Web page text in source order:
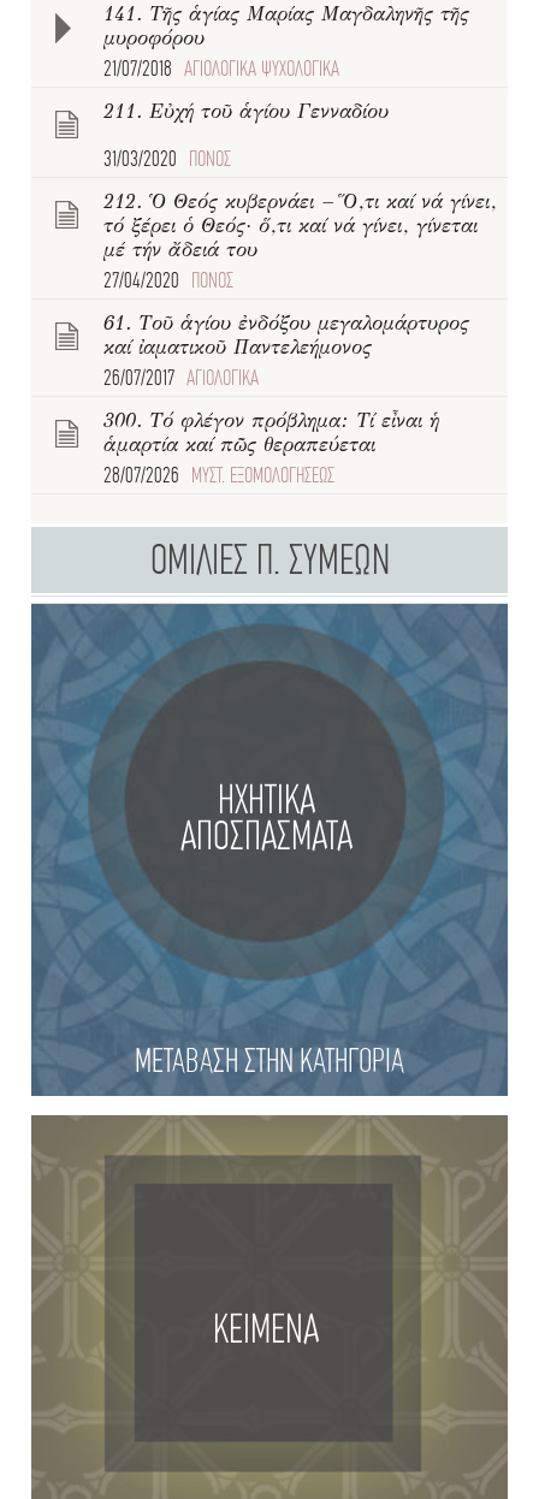
141. Τῆς ἁγίας Μαρίας Μαγδαληνῆς τῆς
μυροφόρου
21/07/2018 ΑΓΙΟΛΟΓΙΚΑ ΨΥΧΟΛΟΓΙΚΑ
211. Εὐχή τοῦ ἁγίου Γενναδίου
31/03/2020 ΠΟΝΟΣ
212. Ὁ Θεός κυβερνάει – Ὅ,τι καί νά γίνει,
τό ξέρει ὁ Θεός· ὅ,τι καί νά γίνει, γίνεται
μέ τήν ἄδειά του
27/04/2020 ΠΟΝΟΣ
61. Τοῦ ἁγίου ἐνδόξου μεγαλομάρτυρος
καί ἰαματικοῦ Παντελεήμονος
26/07/2017 ΑΓΙΟΛΟΓΙΚΑ
300. Τό φλέγον πρόβλημα: Τί εἶναι ἡ
ἁμαρτία καί πῶς θεραπεύεται
28/07/2026 ΜΥΣΤ. ΕΞΟΜΟΛΟΓΗΣΕΩΣ
ΟΜΙΛΙΕΣ Π. ΣΥΜΕΩΝ
ΗΧΗΤΙΚΑ
ΑΠΟΣΠΑΣΜΑΤΑ
ΜΕΤΑΒΑΣΗ ΣΤΗΝ ΚΑΤΗΓΟΡΙΑ
ΚΕΙΜΕΝΑ